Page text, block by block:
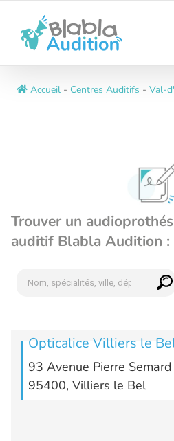
contenu
Accueil - Centres Auditifs - Val-
Trouver un
auditif Blabla Audition
Opticalice Villiers le
93 Avenue Pierre Semard
95400, Villiers le Bel